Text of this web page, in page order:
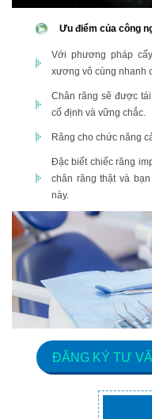
Ưu điểm của công
Với phương pháp
xương vô cùng nhanh
Chân răng sẽ được
cố định và vững chắc.
Răng cho chức năng
Đặc biết chiếc răng
chân răng thật và
này.
ĐĂNG KÝ TƯ